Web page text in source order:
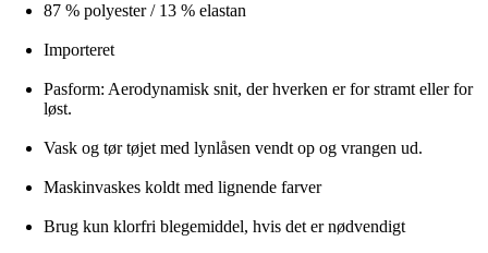
87 % polyester / 13 % elastan
Importeret
Pasform: Aerodynamisk snit, der hverken er for stramt eller for
løst.
Vask og tør tøjet med lynlåsen vendt op og vrangen ud.
Maskinvaskes koldt med lignende farver
Brug kun klorfri blegemiddel, hvis det er nødvendigt